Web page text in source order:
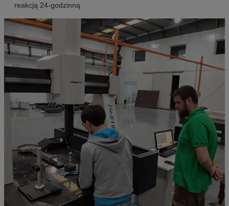
reakcją 24-godzinną